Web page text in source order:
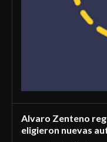
Alvaro Zenteno
eligieron nuevas